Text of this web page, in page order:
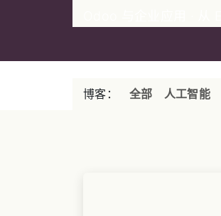
博客： 全部 人工智能